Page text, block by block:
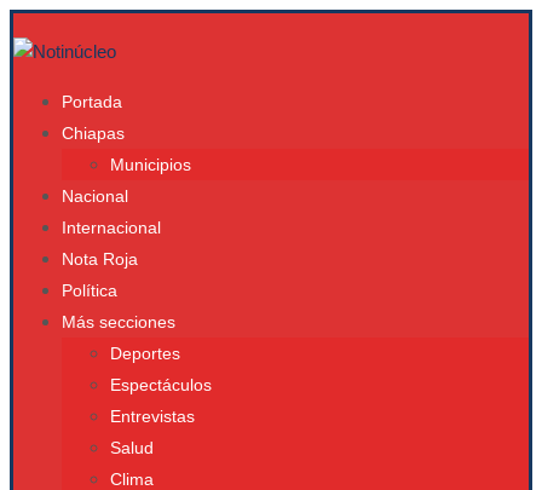
Portada
Chiapas
Municipios
Nacional
Internacional
Nota Roja
Política
Más secciones
Deportes
Espectáculos
Entrevistas
Salud
Clima